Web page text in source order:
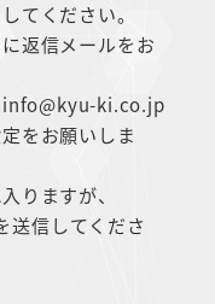
てください。
返信メールをお
info@kyu-ki.co.jp
をお願いしま
りますが、
信してくださ